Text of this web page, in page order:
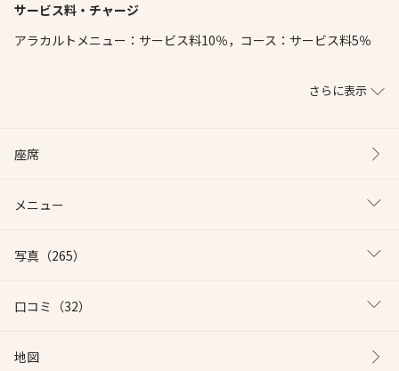
サービス料・チャージ
アラカルトメニュー：サービス料10％，コース：サービス料5％
さらに表示
座席
メニュー
写真 （265）
口コミ （32）
地図